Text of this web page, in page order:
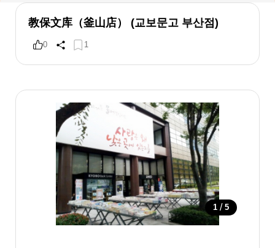
教保文库（釜山店） (교보문고 부산점)
0 1
1 / 5